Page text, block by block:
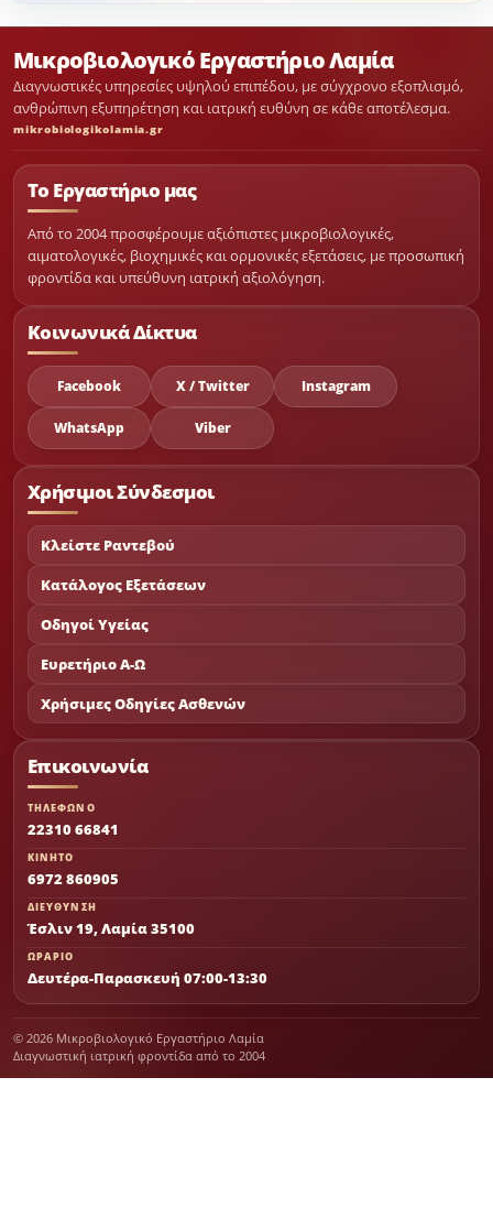
Μικροβιολογικό Εργαστήριο Λαμία
Διαγνωστικές υπηρεσίες υψηλού επιπέδου, με σύγχρονο εξοπλισμό,
ανθρώπινη εξυπηρέτηση και ιατρική ευθύνη σε κάθε αποτέλεσμα.
mikrobiologikolamia.gr
Το Εργαστήριο μας
Από το 2004 προσφέρουμε αξιόπιστες μικροβιολογικές,
αιματολογικές, βιοχημικές και ορμονικές εξετάσεις, με προσωπική
φροντίδα και υπεύθυνη ιατρική αξιολόγηση.
Κοινωνικά Δίκτυα
Facebook X / Twitter Instagram
WhatsApp Viber
Χρήσιμοι Σύνδεσμοι
Κλείστε Ραντεβού
Κατάλογος Εξετάσεων
Οδηγοί Υγείας
Ευρετήριο Α-Ω
Χρήσιμες Οδηγίες Ασθενών
Επικοινωνία
ΤΗΛΕΦΩΝΟ
22310 66841
ΚΙΝΗΤΟ
6972 860905
ΔΙΕΥΘΥΝΣΗ
Έσλιν 19, Λαμία 35100
ΩΡΑΡΙΟ
Δευτέρα-Παρασκευή 07:00-13:30
© 2026 Μικροβιολογικό Εργαστήριο Λαμία
Διαγνωστική ιατρική φροντίδα από το 2004